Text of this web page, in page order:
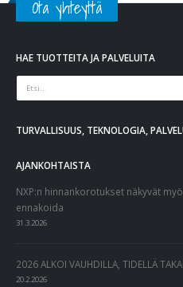
Ota yhteyttä
HAE TUOTTEITA JA PALVELUITA
TURVALLISUUS, TEKNOLOGIA,
AJANKOHTAISTA
NXP:n hinnankorotukset näkyvät
ennakoida
31.3.2026
2026 ALKOI VAUHDILLA, TIDELLÄ
20.2.2026